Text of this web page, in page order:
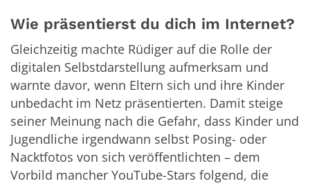
Wie präsentierst du dich im Internet?
Gleichzeitig machte Rüdiger auf die Rolle der
digitalen Selbstdarstellung aufmerksam und
warnte davor, wenn Eltern sich und ihre Kinder
unbedacht im Netz präsentierten. Damit steige
seiner Meinung nach die Gefahr, dass Kinder und
Jugendliche irgendwann selbst Posing- oder
Nacktfotos von sich veröffentlichten – dem
Vorbild mancher YouTube-Stars folgend, die